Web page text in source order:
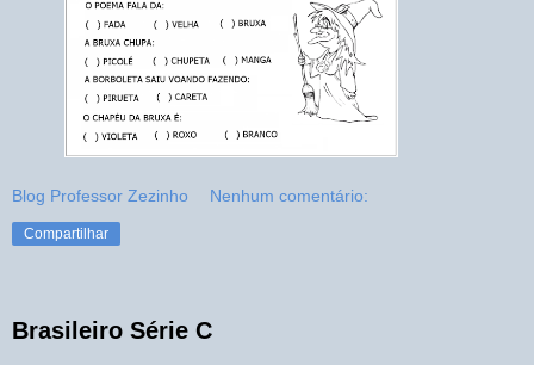
Blog Professor Zezinho Nenhum comentário:
Compartilhar
Brasileiro Série C